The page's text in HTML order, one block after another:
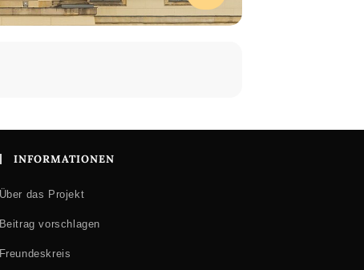
INFORMATIONEN
Über das Projekt
Beitrag vorschlagen
Freundeskreis